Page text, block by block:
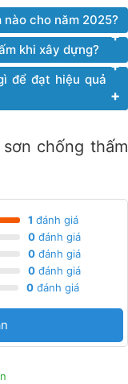
cho năm 2025?
khi xây dựng?
để đạt hiệu quả
chống thấm
1 đánh giá
0 đánh giá
0 đánh giá
0 đánh giá
0 đánh giá